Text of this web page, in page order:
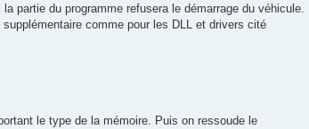
partie du programme refusera le démarrage du véhicule.
comme pour les DLL et drivers cité
le type de la mémoire. Puis on ressoude le